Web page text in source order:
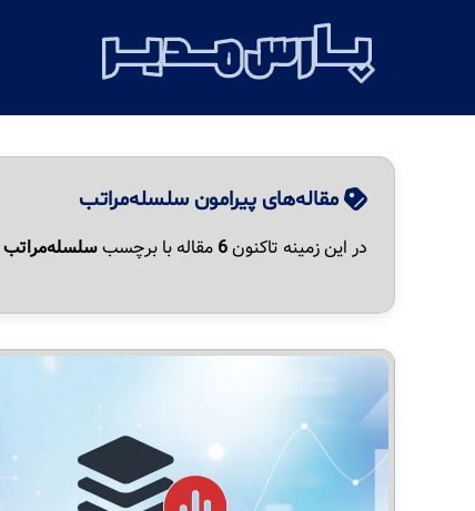
مقاله‌های پیرامون سلسله‌مراتب
در این زمینه تاکنون6 مقاله با برچسبسلسله‌مراتب